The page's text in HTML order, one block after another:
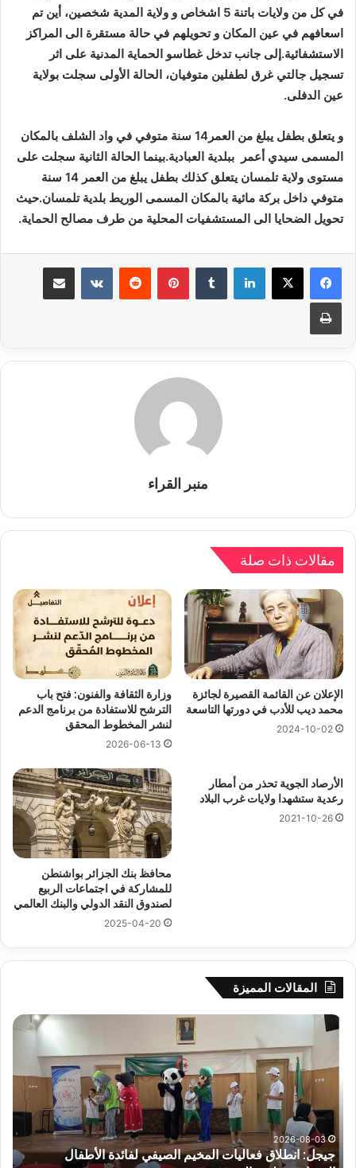
في كل من ولايات باتنة 5 اشخاص و ولاية المدية شخصين، أين تم
اسعافهم في عين المكان و تحويلهم في حالة مستقرة الى المراكز
الاستشفائية.إلى جانب تدخل غطاسو الحماية المدنية على اثر
تسجيل جالتي غرق لطفلين متوفيان، الحالة الأولى سجلت بولاية
عين الدفلى.
و يتعلق بطفل يبلغ من العمر14 سنة متوفي في واد الشلف بالمكان
المسمى سيدي أعمر ببلدية العبادية.بينما الحالة الثانية سجلت على
مستوى ولاية تلمسان يتعلق كذلك بطفل يبلغ من العمر 14 سنة
متوفي داخل بركة مائية بالمكان المسمى الوريط بلدية تلمسان.حيث
تحويل الضحايا الى المستشفيات المحلية من طرف مصالح الحماية.
لينكدإن بينتيريست
طباعة
منبر القراء
مقالات ذات صلة
الإعلان عن القائمة القصيرة لجائزة
محمد ديب للأدب في دورتها التاسعة
2024-10-02
وزارة الثقافة والفنون: فتح باب
الترشح للاستفادة من برنامج الدعم
لنشر المخطوط المحقق
2026-06-13
الأرصاد الجوية تحذر من أمطار
رعدية ستشهدا ولايات غرب البلاد
2021-10-26
محافظ بنك الجزائر بواشنطن
للمشاركة في اجتماعات الربيع
لصندوق النقد الدولي والبنك العالمي
2025-04-20
المقالات المميزة
جيجل:
المخيم
لفائدة
الأطفال
المصابين
بطيف
2026-08-03
جيجل: انطلاق فعاليات المخيم الصيفي لفائدة الأطفال